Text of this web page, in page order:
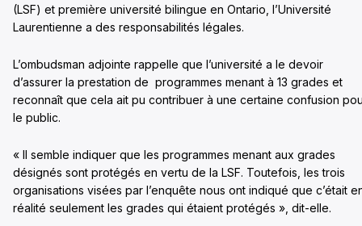
(LSF) et première université bilingue en Ontario, l’Université
Laurentienne a des responsabilités légales.
L’ombudsman adjointe rappelle que l’université a le devoir
d’assurer la prestation de programmes menant à 13 grades et
reconnaît que cela ait pu contribuer à une certaine confusion
le public.
« Il semble indiquer que les programmes menant aux grades
désignés sont protégés en vertu de la LSF. Toutefois, les trois
organisations visées par l’enquête nous ont indiqué que c’était
réalité seulement les grades qui étaient protégés », dit-elle.